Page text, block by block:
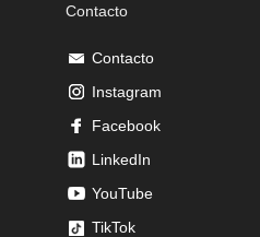
Contacto
Contacto
Instagram
Facebook
LinkedIn
YouTube
TikTok